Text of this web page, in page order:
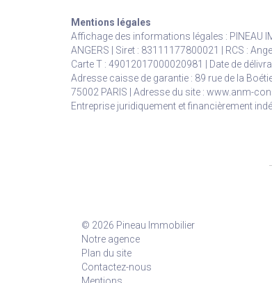
Mentions légales
Affichage des informations légales : PINEAU
ANGERS | Siret : 83111177800021 | RCS :
Carte T : 49012017000020981 | Date de
Adresse caisse de garantie : 89 rue de la
75002 PARIS | Adresse du site : www.anm-
Entreprise juridiquement et financièrement
© 2026 Pineau Immobilier
Notre agence
Plan du site
Contactez-nous